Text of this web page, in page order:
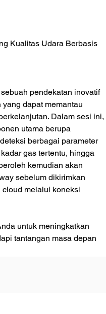
Kualitas Udara Berbasis
pendekatan inovatif
dapat memantau
Dalam sesi ini,
utama berupa
berbagai parameter
gas tertentu, hingga
kemudian akan
sebelum dikirimkan
cloud melalui koneksi
untuk meningkatkan
tantangan masa depan